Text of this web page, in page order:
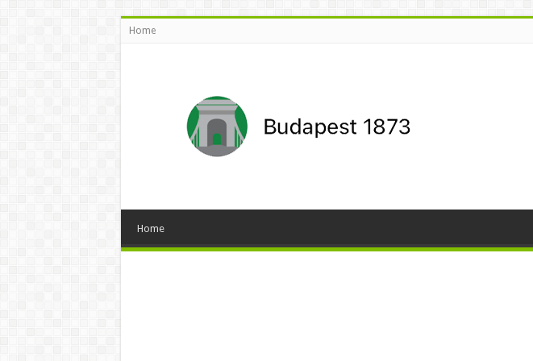
Home
Home